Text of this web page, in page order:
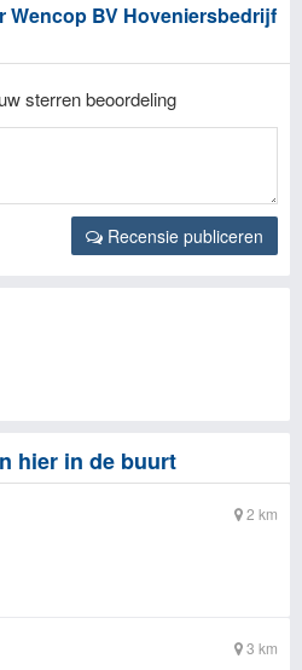
Wencop BV Hoveniersbedrijf
sterren beoordeling
Recensie publiceren
hier in de buurt
2 km
3 km